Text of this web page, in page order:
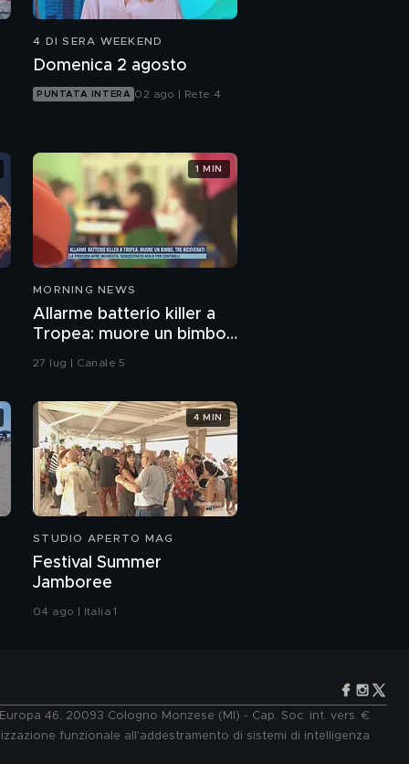
4 DI SERA WEEKEND
Domenica 2 agosto
PUNTATA INTERA 02 ago | Rete 4
MORNING NEWS
Allarme batterio killer a
Tropea: muore un bimbo,
tre ricoverati
27 lug | Canale 5
1 MIN
STUDIO APERTO MAG
Festival Summer
Jamboree
04 ago | Italia 1
4 MIN
46, 20093 Cologno Monzese (MI) - Cap. Soc. int. vers. €
funzionale all'addestramento di sistemi di intelligenza